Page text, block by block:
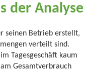
der Analyse
seinen Betrieb erstellt,
verteilt sind.
Tagesgeschäft kaum
Gesamtverbrauch